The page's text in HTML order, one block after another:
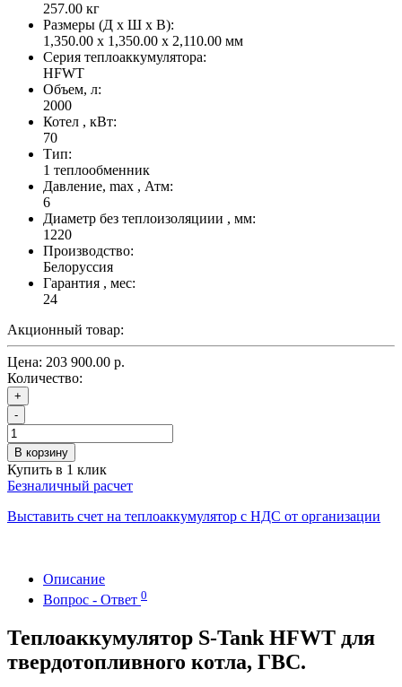
257.00 кг
Размеры (Д x Ш x В):
1,350.00 x 1,350.00 x 2,110.00 мм
Серия теплоаккумулятора:
HFWT
Объем, л:
2000
Котел , кВт:
70
Тип:
1 теплообменник
Давление, max , Атм:
6
Диаметр без теплоизоляциии , мм:
1220
Производство:
Белоруссия
Гарантия , мес:
24
Акционный товар:
Цена: 203 900.00 р.
Количество:
+
-
В корзину
Купить в 1 клик
Безналичный расчет
Выставить счет на теплоаккумулятор с НДС от организации
Описание
Вопрос - Ответ 0
Теплоаккумулятор S-Tank HFWT для
твердотопливного котла, ГВС.